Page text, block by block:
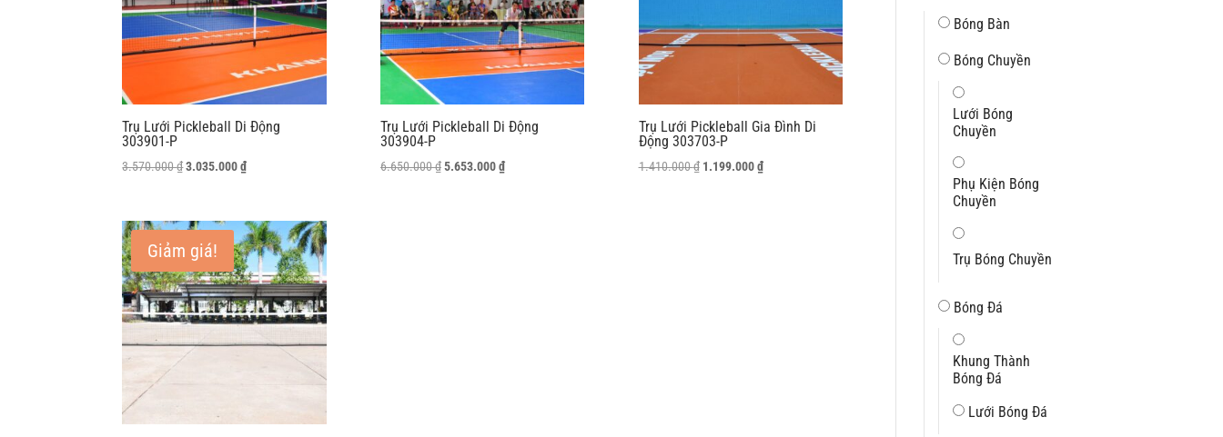
Trụ Lưới Pickleball Di Động
303901-P
3.570.000₫Giá
3.570.000 ₫.
3.035.000₫Giá
là:
3.035.000 ₫.
Trụ Lưới Pickleball Di Động
303904-P
6.650.000₫Giá
5.653.000₫Giá
Trụ Lưới Pickleball Gia Đình Di
Động 303703-P
1.410.000₫ Giá
1.199.000₫Giá
Giảm giá!
Bóng Bàn
Bóng Chuyền
Lưới Bóng
Chuyền
Phụ Kiện Bóng
Chuyền
Trụ Bóng Chuyền
Bóng Đá
Khung Thành
Bóng Đá
Lưới Bóng Đá